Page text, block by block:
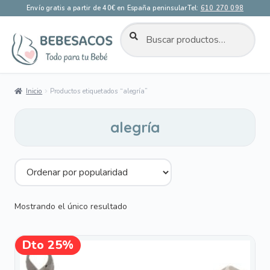
Envío gratis a partir de 40€ en España peninsularTel: 610 270 098
navegación
Buscar
por:
BUSCAR
Inicio Productos etiquetados “alegría”
alegría
Mostrando el único resultado
Dto 25%
¡OFERTA!
Este
producto